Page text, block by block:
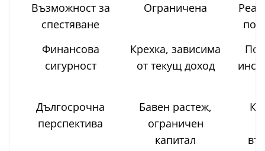
Възможност за
спестяване
Ограничена
Финансова
сигурност
Крехка, зависима
от текущ доход
По-
Дългосрочна
перспектива
Бавен растеж,
ограничен
капитал